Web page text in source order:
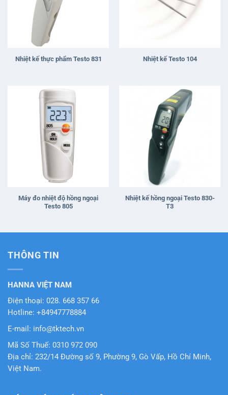
Nhiệt kế thực phẩm Testo 831 Nhiệt kế Testo 104
Máy đo nhiệt độ hồng ngoại
Testo 805
Nhiệt kế hồng ngoại Testo 830-
T3
THÔNG TIN
HANNA VIỆT NAM
Điện thoại: 028. 668 357 66
Hotline: +84947778884
E-mail: info@tktech.vn
Mã Số Thuế: 0310 972 090
Địa chỉ: 232/14 Đường số 9, Phường 9, Gò Vấp, Hồ Chí Minh,
Việt Nam.